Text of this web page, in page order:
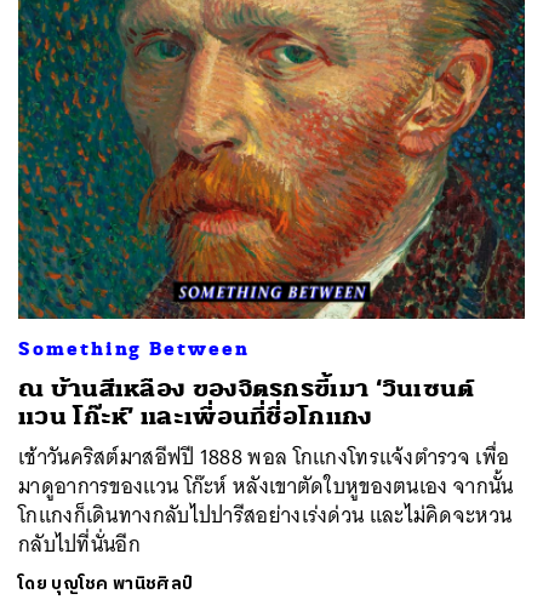
Something Between
ณ บ้านสีเหลือง ของจิตรกรขี้เมา ‘วินเซนต์
แวน โก๊ะห์’ และเพื่อนที่ชื่อโกแกง
เช้าวันคริสต์มาสอีฟปี 1888 พอล โกแกงโทรแจ้งตำรวจ เพื่อ
มาดูอาการของแวน โก๊ะห์ หลังเขาตัดใบหูของตนเอง จากนั้น
โกแกงก็เดินทางกลับไปปารีสอย่างเร่งด่วน และไม่คิดจะหวน
กลับไปที่นั่นอีก
โดย บุญโชค พานิชศิลป์